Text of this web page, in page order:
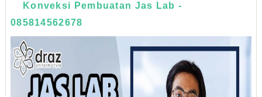
Konveksi Pembuatan Jas Lab -
085814562678